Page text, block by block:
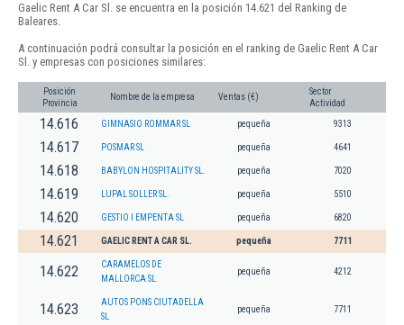
Gaelic Rent A Car Sl. se encuentra en la posición 14.621 del Ranking de
Baleares.
A continuación podrá consultar la posición en el ranking de Gaelic Rent A Car
Sl. y empresas con posiciones similares:
Posición
Provincia
Nombre de la empresa Ventas (€)
Sector
Actividad
14.616 GIMNASIO ROMMAR SL pequeña 9313
14.617 POSMAR SL pequeña 4641
14.618 BABYLON HOSPITALITY SL. pequeña 7020
14.619 LUPAL SOLLER SL. pequeña 5510
14.620 GESTIO I EMPENTA SL pequeña 6820
14.621 GAELIC RENT A CAR SL. pequeña 7711
14.622
CARAMELOS DE
MALLORCA SL.
pequeña 4212
14.623
AUTOS PONS CIUTADELLA
SL
pequeña 7711